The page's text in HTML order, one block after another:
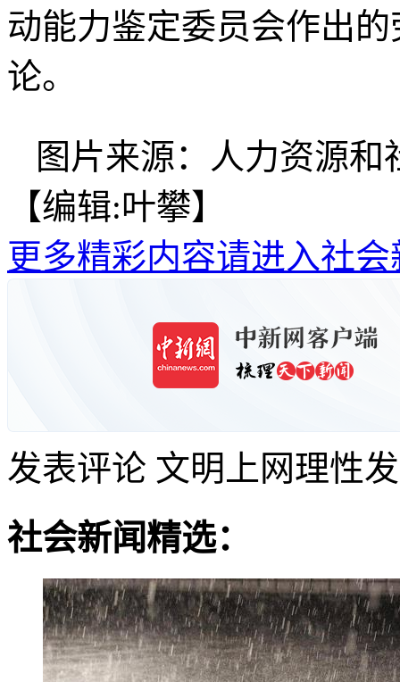
动能力鉴定委员会作出
论。
图片来源：人力资源
【编辑:叶攀】
更多精彩内容请进入社会
发表评论 文明上网理性
社会新闻精选：